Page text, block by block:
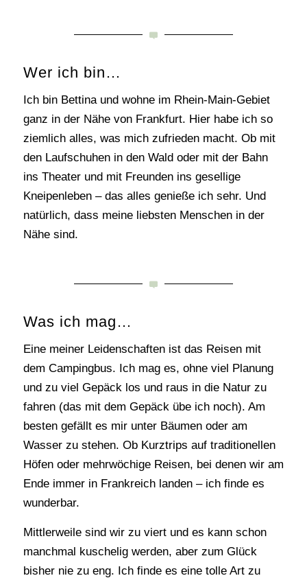
Wer ich bin…
Ich bin Bettina und wohne im Rhein-Main-Gebiet
ganz in der Nähe von Frankfurt. Hier habe ich so
ziemlich alles, was mich zufrieden macht. Ob mit
den Laufschuhen in den Wald oder mit der Bahn
ins Theater und mit Freunden ins gesellige
Kneipenleben – das alles genieße ich sehr. Und
natürlich, dass meine liebsten Menschen in der
Nähe sind.
Was ich mag…
Eine meiner Leidenschaften ist das Reisen mit
dem Campingbus. Ich mag es, ohne viel Planung
und zu viel Gepäck los und raus in die Natur zu
fahren (das mit dem Gepäck übe ich noch). Am
besten gefällt es mir unter Bäumen oder am
Wasser zu stehen. Ob Kurztrips auf traditionellen
Höfen oder mehrwöchige Reisen, bei denen wir am
Ende immer in Frankreich landen – ich finde es
wunderbar.
Mittlerweile sind wir zu viert und es kann schon
manchmal kuschelig werden, aber zum Glück
bisher nie zu eng. Ich finde es eine tolle Art zu